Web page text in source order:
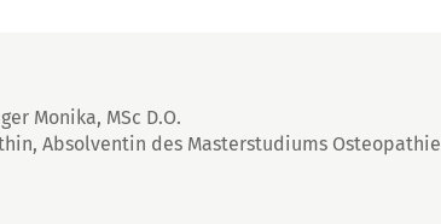
Monika, MSc D.O.
Absolventin des Masterstudiums Osteopathie